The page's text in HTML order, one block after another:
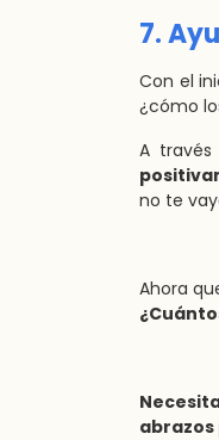
7.
Con el
¿cómo
A
no te
Ahora